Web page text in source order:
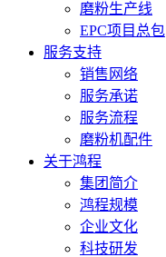
磨粉生产线
EPC项目总包
服务支持
销售网络
服务承诺
服务流程
磨粉机配件
关于鸿程
集团简介
鸿程规模
企业文化
科技研发